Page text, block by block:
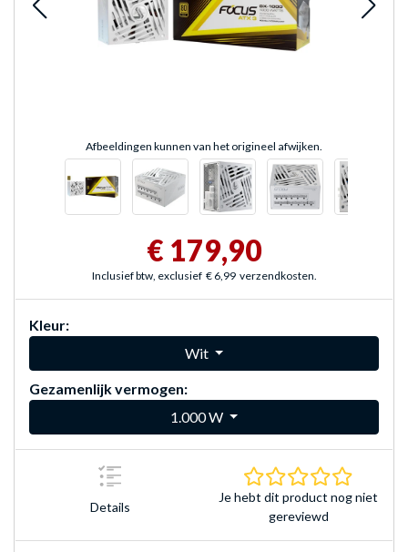
Afbeeldingen kunnen van het origineel afwijken.
€ 179,90
Inclusief btw, exclusief € 6,99 verzendkosten.
Kleur:
Wit
Gezamenlijk vermogen:
1.000 W
Details
Je hebt dit product nog niet
gereviewd